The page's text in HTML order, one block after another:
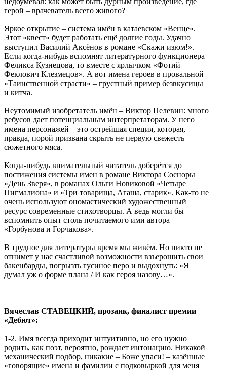
герой – врачеватель всего живого?
Яркое открытие – система имён в катаевском «Венце».
Этот «квест» будет работать ещё долгие годы. Удачно
выступил Василий Аксёнов в романе «Скажи изюм!».
Если когда-нибудь вспомнят литературного функционера
Феликса Кузнецова, то вместе с ярлычком «Фотий
Феклович Клезмецов». А вот имена героев в провальной
«Таинственной страсти» – грустный пример безвкусицы
и китча.
Неутомимый изобретатель имён – Виктор Пелевин: много
ребусов дает потенциальным интерпретаторам. У него
имена персонажей – это острейшая специя, которая,
правда, порой призвана скрыть не первую свежесть
сюжетного мяса.
Когда-нибудь внимательный читатель доберётся до
постижения системы имен в романе Виктора Сосноры
«День Зверя», в романах Ольги Новиковой «Четыре
Пигмалиона» и «Три товарища, Агаша, старик». Как-то не
очень используют ономастический художественный
ресурс современные стихотворцы. А ведь могли бы
вспомнить опыт столь почитаемого ими автора
«Горбунова и Горчакова».
В трудное для литературы время мы живём. Но никто не
отнимет у нас счастливой возможности взъерошить свои
бакенбарды, погрызть гусиное перо и выдохнуть: «Я
думал уж о форме плана / И как героя назову…».
Вячеслав СТАВЕЦКИЙ, прозаик, финалист премии
«Дебют»:
1-2. Имя всегда приходит интуитивно, но его нужно
родить, как поэт, вероятно, рождает интонацию. Никакой
механический подбор, никакие – Боже упаси! – казённые
«говорящие» имена и фамилии с подковыркой для меня